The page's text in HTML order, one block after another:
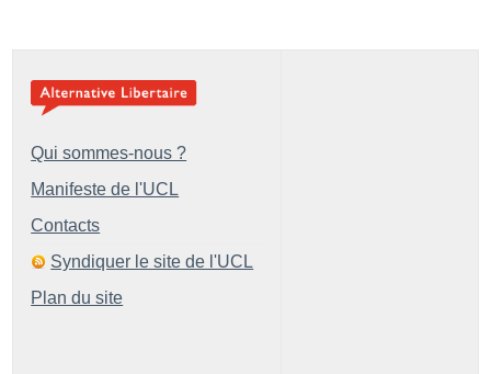
Qui sommes-nous ?
Manifeste de l'UCL
Contacts
Syndiquer le site de l'UCL
Plan du site